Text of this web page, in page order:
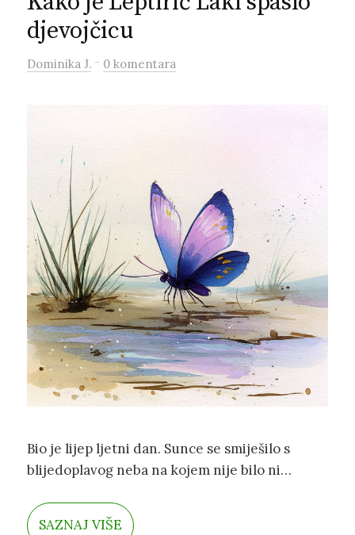
djevojčicu
Dominika J. - 0 komentara
Bio je lijep ljetni dan. Sunce se smiješilo s
blijedoplavog neba na kojem nije bilo ni
nove avanture. I znao je to i leptirić Laki.
SAZNAJ VIŠE